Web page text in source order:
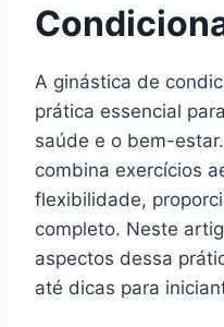
A ginástica de
prática essencial
saúde e o bem-
combina exercícios
flexibilidade,
completo. Neste
aspectos dessa
até dicas para